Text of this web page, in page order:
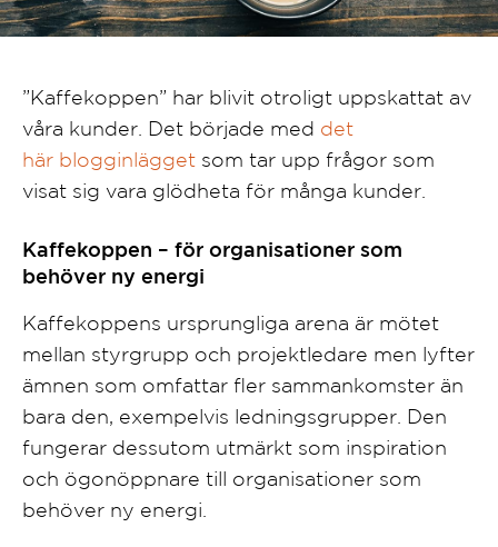
”Kaffekoppen” har blivit otroligt uppskattat av
våra kunder. Det började med det
här blogginlägget som tar upp frågor som
visat sig vara glödheta för många kunder.
Kaffekoppen – för organisationer som
behöver ny energi
Kaffekoppens ursprungliga arena är mötet
mellan styrgrupp och projektledare men lyfter
ämnen som omfattar fler sammankomster än
bara den, exempelvis ledningsgrupper. Den
fungerar dessutom utmärkt som inspiration
och ögonöppnare till organisationer som
behöver ny energi.